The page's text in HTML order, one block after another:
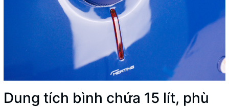
Dung tích bình chứa 15 lít, phù